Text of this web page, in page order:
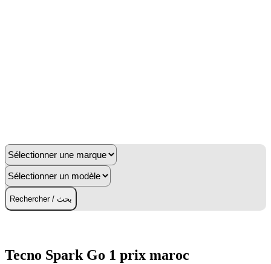
Rechercher / بحث
Tecno Spark Go 1 prix maroc